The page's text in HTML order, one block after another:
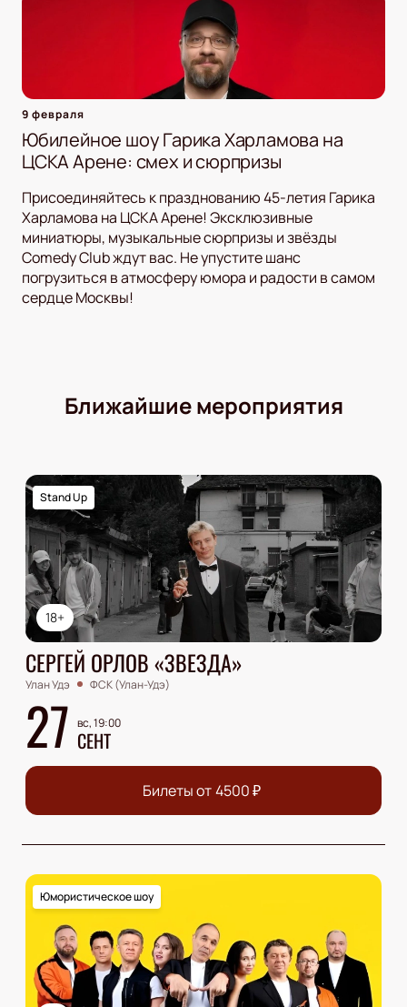
9 февраля
Юбилейное шоу Гарика Харламова на
ЦСКА Арене: смех и сюрпризы
Присоединяйтесь к празднованию 45-летия Гарика
Харламова на ЦСКА Арене! Эксклюзивные
миниатюры, музыкальные сюрпризы и звёзды
Comedy Club ждут вас. Не упустите шанс
погрузиться в атмосферу юмора и радости в самом
сердце Москвы!
Ближайшие мероприятия
18+
Stand Up
СЕРГЕЙ ОРЛОВ «ЗВЕЗДА»
Улан Удэ ФСК (Улан-Удэ)
27 вс, 19:00
СЕНТ
Билеты от4500₽
Юмористическое шоу